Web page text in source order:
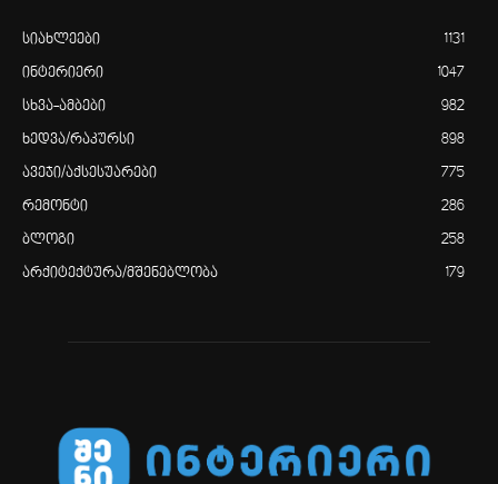
სიახლეები 1131
ინტერიერი 1047
სხვა-ამბები 982
ხედვა/რაკურსი 898
ავეჯი/აქსესუარები 775
რემონტი 286
ბლოგი 258
არქიტექტურა/მშენებლობა 179